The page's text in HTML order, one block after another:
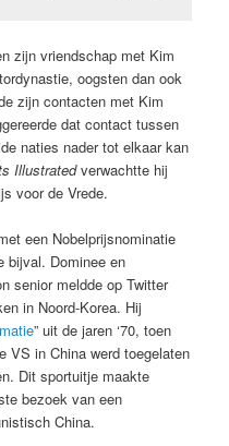
zijn vriendschap met Kim
oogsten dan ook
zijn contacten met Kim
dat contact tussen
naties nader tot elkaar kan
Illustratedverwachtte hij
voor de Vrede.
een Nobelprijsnominatie
bijval. Dominee en
senior meldde op Twitter
in Noord-Korea. Hij
” uit de jaren ‘70, toen
VS in China werd toegelaten
Dit sportuitje maakte
bezoek van een
China.